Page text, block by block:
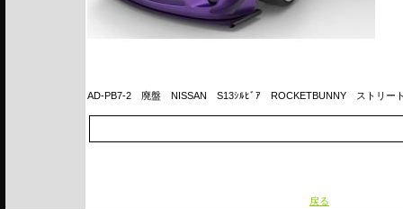
AD-PB7-2 廃盤 NISSAN S13ｼﾙﾋﾞｱ ROCKETBUNNY ストリー
戻る